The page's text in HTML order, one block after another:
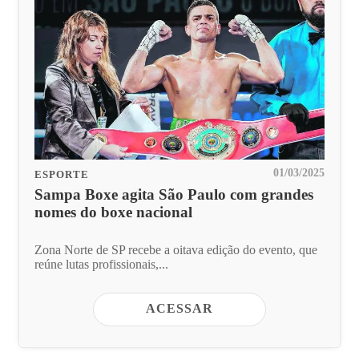
ESPORTE 01/03/2025
Sampa Boxe agita São Paulo com grandes
nomes do boxe nacional
Zona Norte de SP recebe a oitava edição do evento, que
reúne lutas profissionais,...
ACESSAR